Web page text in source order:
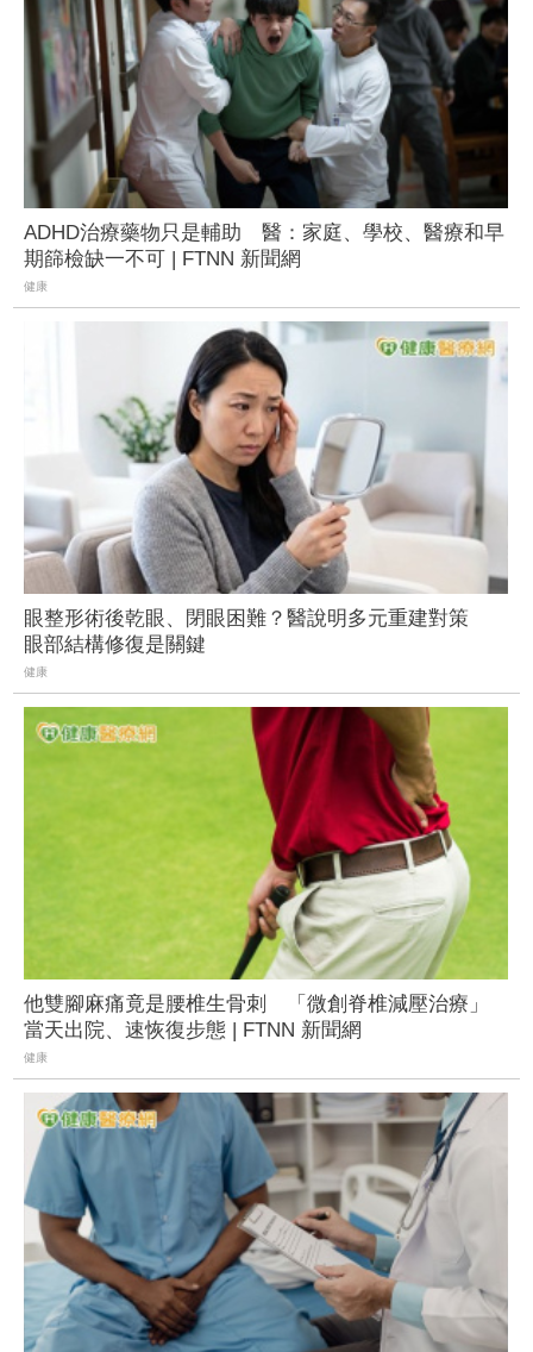
ADHD治療藥物只是輔助 醫：家庭、學校、醫療和早
期篩檢缺一不可 | FTNN 新聞網
健康
眼整形術後乾眼、閉眼困難？醫說明多元重建對策
眼部結構修復是關鍵
健康
他雙腳麻痛竟是腰椎生骨刺 「微創脊椎減壓治療」
當天出院、速恢復步態 | FTNN 新聞網
健康